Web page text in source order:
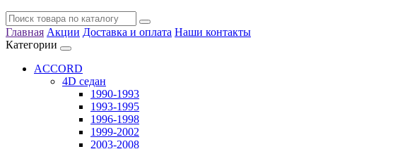
Главная Акции Доставка и оплата Наши контакты
Категории
ACCORD
4D седан
1990-1993
1993-1995
1996-1998
1999-2002
2003-2008